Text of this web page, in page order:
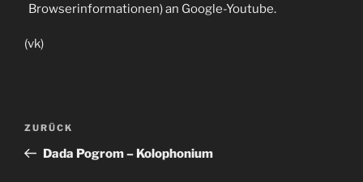
Browserinformationen) an Google-Youtube.
(vk)
Beitragsnavigation
Vorheriger
Beitrag
ZURÜCK
Dada Pogrom – Kolophonium